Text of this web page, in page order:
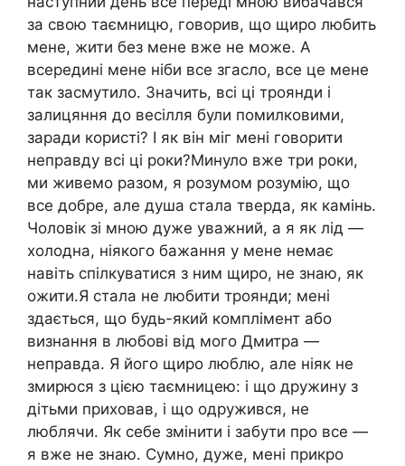
за свою таємницю, говорив, що щиро любить
мене, жити без мене вже не може. А
всередині мене ніби все згасло, все це мене
так засмутило. Значить, всі ці троянди і
залицяння до весілля були помилковими,
заради користі? І як він міг мені говорити
неправду всі ці роки?Минуло вже три роки,
ми живемо разом, я розумом розумію, що
все добре, але душа стала тверда, як камінь.
Чоловік зі мною дуже уважний, а я як лід —
холодна, ніякого бажання у мене немає
навіть спілкуватися з ним щиро, не знаю, як
ожити.Я стала не любити троянди; мені
здається, що будь-який комплімент або
визнання в любові від мого Дмитра —
неправда. Я його щиро люблю, але ніяк не
змирюся з цією таємницею: і що дружину з
дітьми приховав, і що одружився, не
люблячи. Як себе змінити і забути про все —
я вже не знаю. Сумно, дуже, мені прикро